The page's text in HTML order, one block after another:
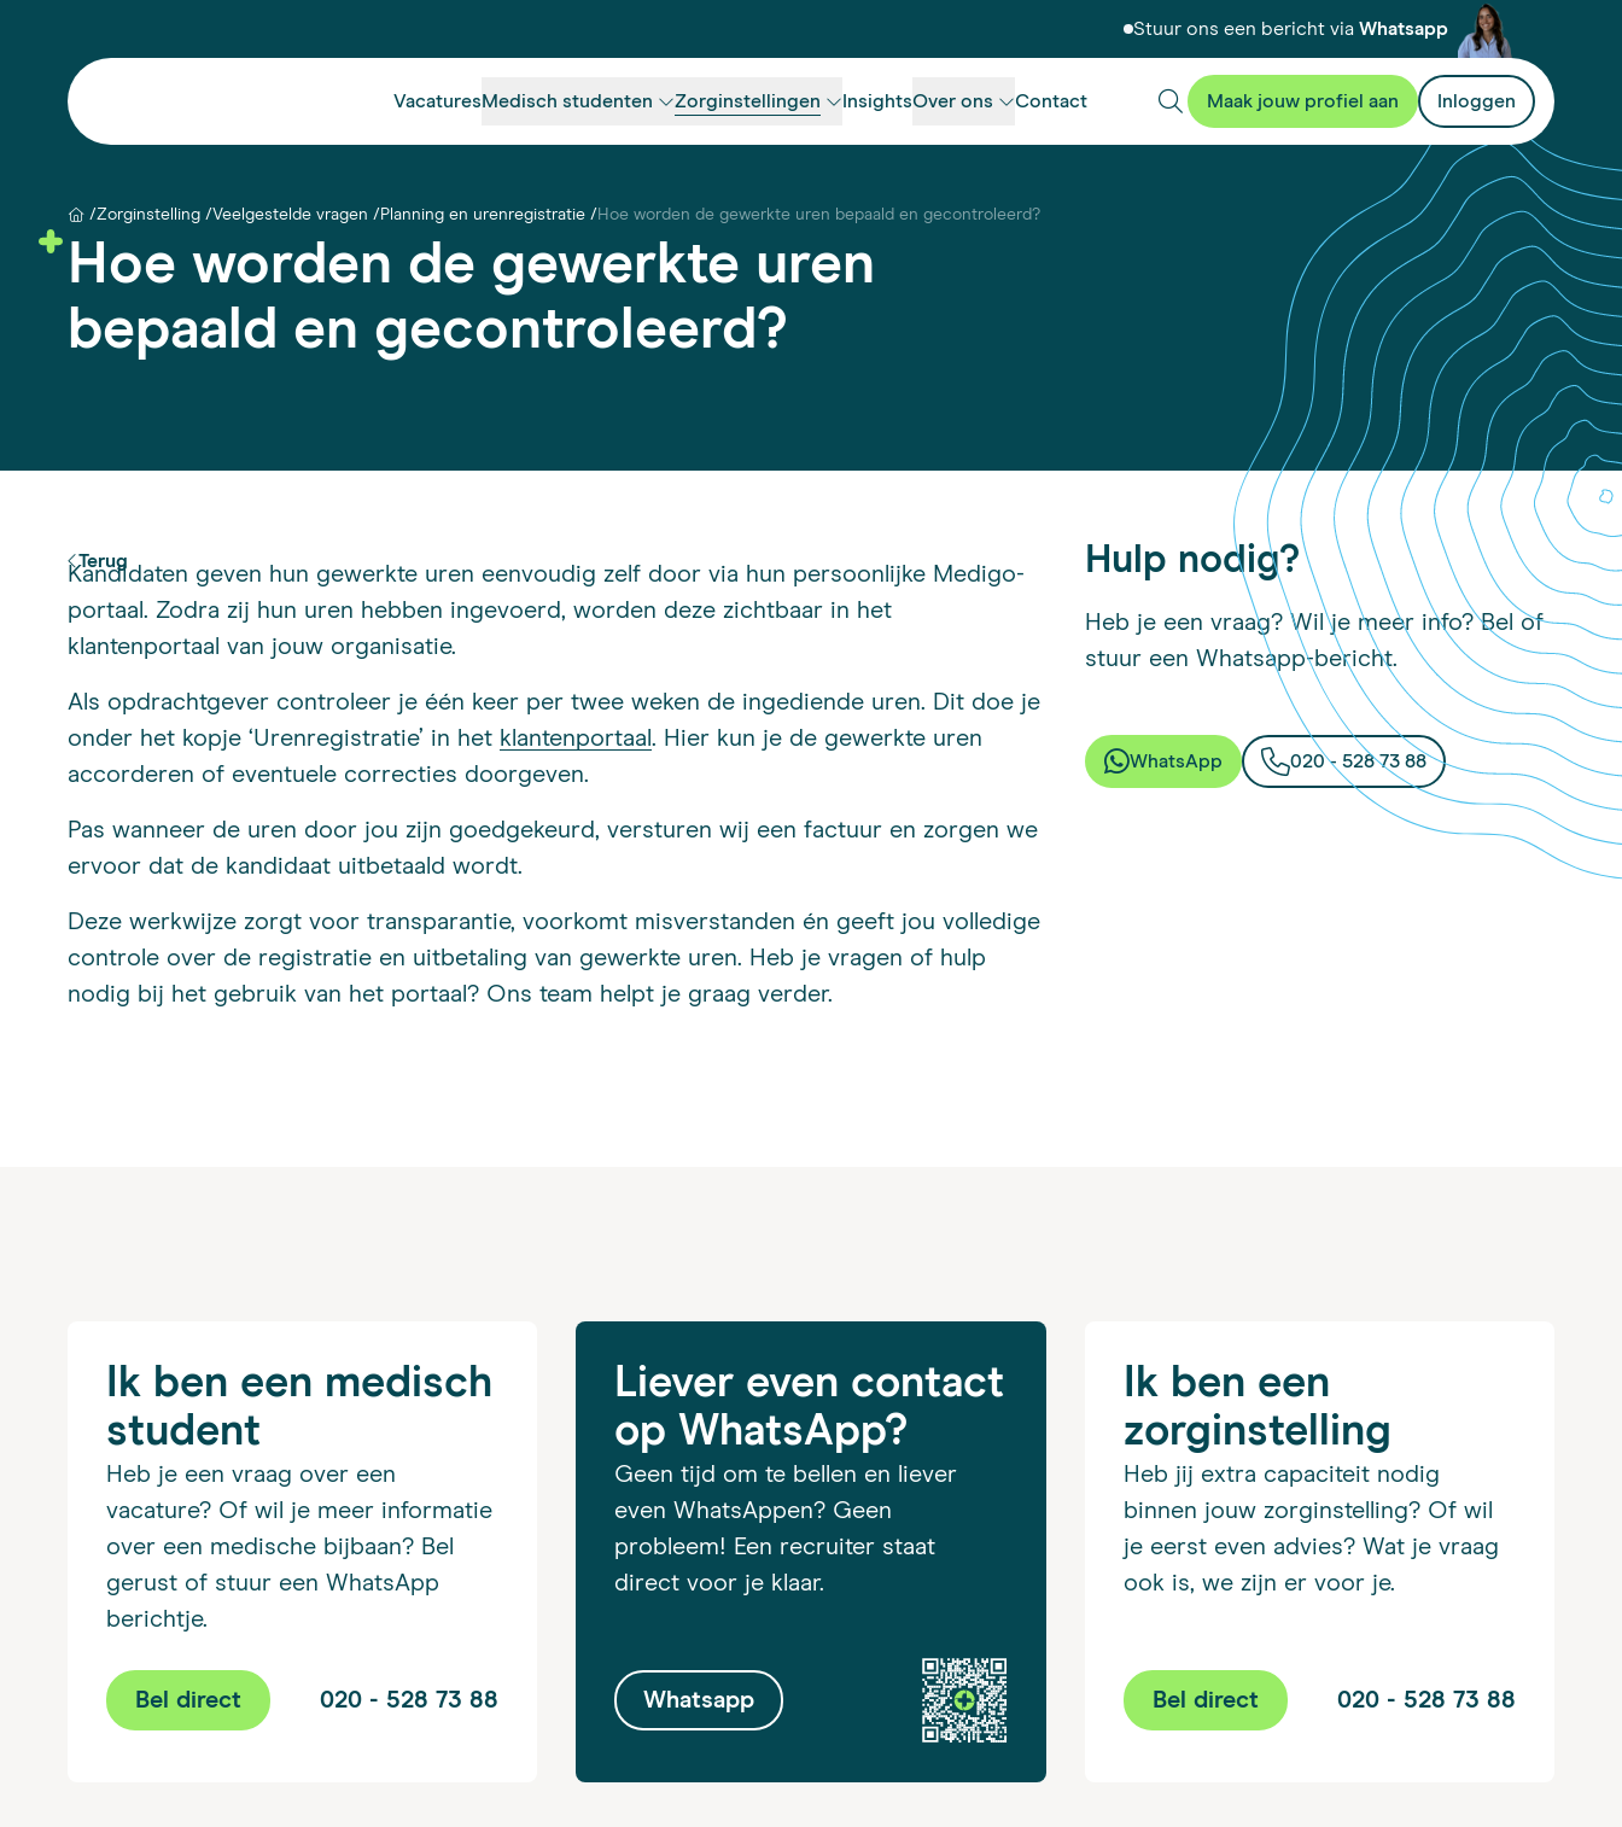
Stuur ons een bericht via Whatsapp
VacaturesMedisch studenten Zorginstellingen InsightsOver ons Contact Maak jouw profiel aan Inloggen
Zorginstelling Veelgestelde vragen Planning en urenregistratie Hoe worden de gewerkte uren bepaald en gecontroleerd?
Hoe worden de gewerkte uren
bepaald en gecontroleerd?
Terug
Kandidaten geven hun gewerkte uren eenvoudig zelf door via hun persoonlijke Medigo-
portaal. Zodra zij hun uren hebben ingevoerd, worden deze zichtbaar in het
klantenportaal van jouw organisatie.
Als opdrachtgever controleer je één keer per twee weken de ingediende uren. Dit doe je
onder het kopje ‘Urenregistratie’ in het klantenportaal . Hier kun je de gewerkte uren
accorderen of eventuele correcties doorgeven.
Pas wanneer de uren door jou zijn goedgekeurd, versturen wij een factuur en zorgen we
ervoor dat de kandidaat uitbetaald wordt.
Deze werkwijze zorgt voor transparantie, voorkomt misverstanden én geeft jou volledige
controle over de registratie en uitbetaling van gewerkte uren. Heb je vragen of hulp
nodig bij het gebruik van het portaal? Ons team helpt je graag verder.
Hulp nodig?
Heb je een vraag? Wil je meer info? Bel of
stuur een Whatsapp-bericht.
WhatsApp 020 - 528 73 88
Ik ben een medisch
student
Heb je een vraag over een
vacature? Of wil je meer informatie
over een medische bijbaan? Bel
gerust of stuur een WhatsApp
berichtje.
Bel direct 020 - 528 73 88
Liever even contact
op WhatsApp?
Geen tijd om te bellen en liever
even WhatsAppen? Geen
probleem! Een recruiter staat
direct voor je klaar.
Whatsapp
Ik ben een
zorginstelling
Heb jij extra capaciteit nodig
binnen jouw zorginstelling? Of wil
je eerst even advies? Wat je vraag
ook is, we zijn er voor je.
Bel direct 020 - 528 73 88